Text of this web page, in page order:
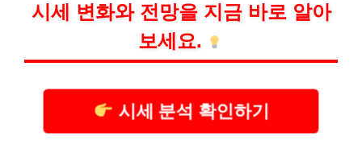
시세 변화와 전망을 지금 바로 알아
보세요.
시세 분석 확인하기